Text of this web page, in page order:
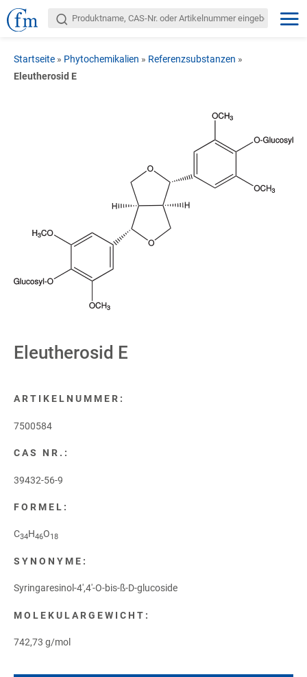
Startseite » Phytochemikalien » Referenzsubstanzen »
Eleutherosid E
Eleutherosid E
ARTIKELNUMMER:
7500584
CAS NR.:
39432-56-9
FORMEL:
C34H46O18
SYNONYME:
Syringaresinol-4',4'-O-bis-ß-D-glucoside
MOLEKULARGEWICHT:
742,73 g/mol